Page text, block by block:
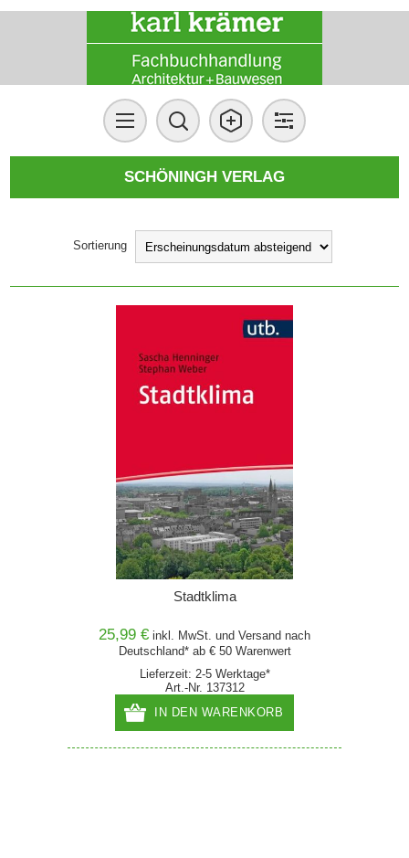
SCHÖNINGH VERLAG
Sortierung
Stadtklima
25,99 € inkl. MwSt. und Versand nach
Deutschland* ab € 50 Warenwert
Lieferzeit: 2-5 Werktage*
Art.-Nr. 137312
IN DEN WARENKORB